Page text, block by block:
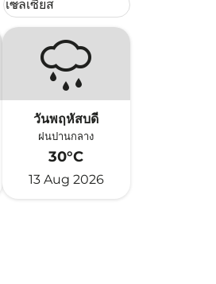
เซลเซียส
keyboard_arrow_down
วันพฤหัสบดี
ฝนปานกลาง
30°C
13 Aug 2026